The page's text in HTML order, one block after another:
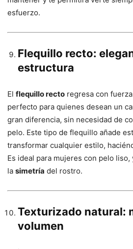
esfuerzo.
Flequillo recto:
estructura
El flequillo recto regresa con
perfecto para quienes desean un
gran diferencia, sin necesidad de
pelo. Este tipo de flequillo añade
transformar cualquier estilo,
Es ideal para mujeres con pelo liso,
la simetría del rostro.
Texturizado natural:
volumen